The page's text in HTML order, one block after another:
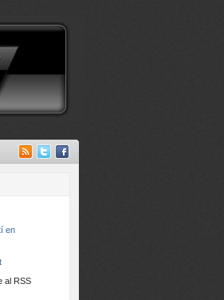
en
al RSS